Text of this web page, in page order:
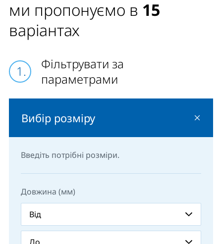
вертикальному профілі.
Електричні обігрівачі KORALUX RONDO MAX-ERH
положенні та не вимагають підключення до
системи опалення.
ми пропонуємо в 15
варіантах
Фільтрувати за
параметрами
Вибір розміру
Введіть потрібні розміри.
Довжина (мм)